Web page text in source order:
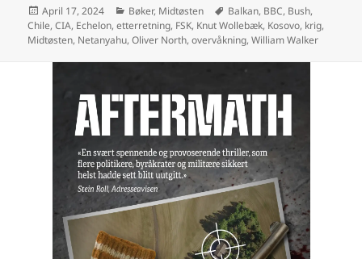
April 17, 2024 Bøker, Midtøsten Balkan, BBC, Bush,
Chile,CIA, Echelon,etterretning, FSK, Knut Wollebæk, Kosovo, krig,
Midtøsten, Netanyahu,Oliver North,overvåkning,William Walker